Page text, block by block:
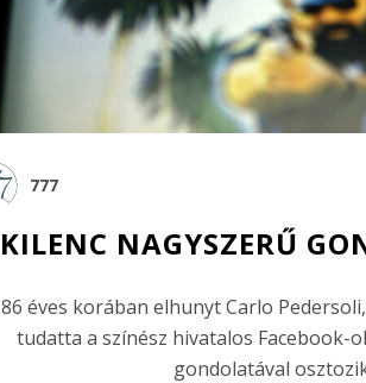
777
KILENC NAGYSZERŰ
86 éves korában elhunyt Carlo
tudatta a színész hivatalos Facebook-
gondolatával